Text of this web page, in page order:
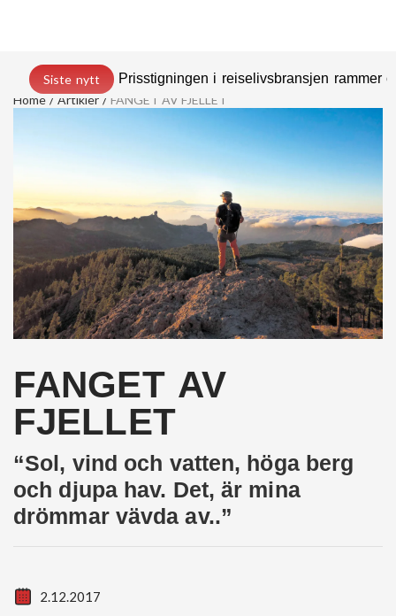
Siste nytt
Prisstigningen i reiselivsbransjen rammer
Home
Artikler FANGET AV FJELLET
FANGET AV
FJELLET
“Sol, vind och vatten, höga berg
och djupa hav. Det, är mina
drömmar vävda av..”
2.12.2017